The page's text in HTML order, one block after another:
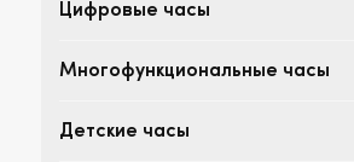
Цифровые часы
Многофункциональные часы
Детские часы